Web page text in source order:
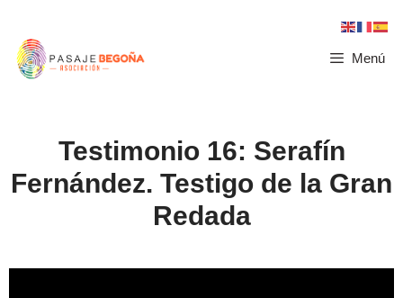
Menú
Testimonio 16: Serafín
Fernández. Testigo de la Gran
Redada